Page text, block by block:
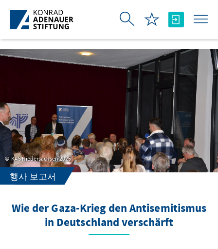
Skip to Main Content
KAS Niedersachsen 2025
행사 보고서
Wie der Gaza-Krieg den Antisemitismus
in Deutschland verschärft